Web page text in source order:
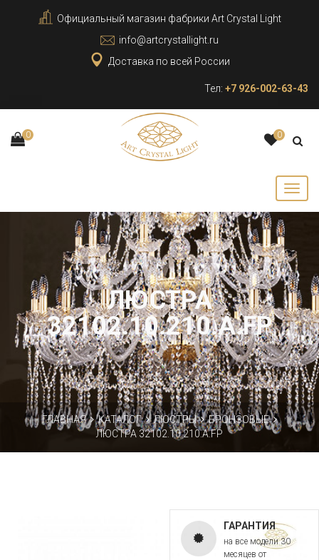
Официальный магазин фабрики Art Crystal Light
info@artcrystallight.ru
Доставка по всей России
Тел: +7 926-002-63-43
0 0
ЛЮСТРА
32102.10.210.A.FP
ГЛАВНАЯ КАТАЛОГ ЛЮСТРЫ
БРОНЗОВЫЕ
ЛЮСТРА 32102.10.210.A.FP
ГАРАНТИЯ
на все модели 30
месяцев от